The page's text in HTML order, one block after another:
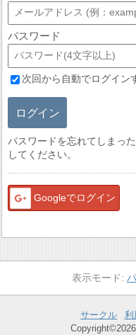
パスワード
次回から自動でログイン
ログイン
パスワードを忘れてしまっ
してください。
Googleでログイン
サークル 利